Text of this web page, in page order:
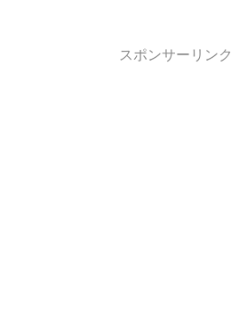
スポンサーリンク